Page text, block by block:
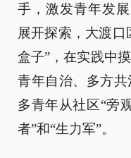
手，激发青年发
展开探索，大渡口
盒子”，在实践中
青年自治、多方
多青年从社区“旁
者”和“生力军”。